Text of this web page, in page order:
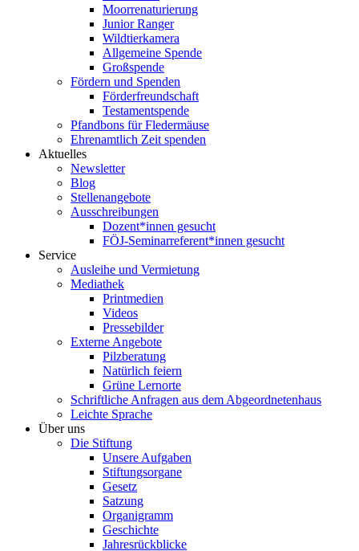
Moorrenaturierung
Junior Ranger
Wildtierkamera
Allgemeine Spende
Großspende
Fördern und Spenden
Förderfreundschaft
Testamentspende
Pfandbons für Fledermäuse
Ehrenamtlich Zeit spenden
Aktuelles
Newsletter
Blog
Stellenangebote
Ausschreibungen
Dozent*innen gesucht
FÖJ-Seminarreferent*innen gesucht
Service
Ausleihe und Vermietung
Mediathek
Printmedien
Videos
Pressebilder
Externe Angebote
Pilzberatung
Natürlich feiern
Grüne Lernorte
Schriftliche Anfragen aus dem Abgeordnetenhaus
Leichte Sprache
Über uns
Die Stiftung
Unsere Aufgaben
Stiftungsorgane
Gesetz
Satzung
Organigramm
Geschichte
Jahresrückblicke